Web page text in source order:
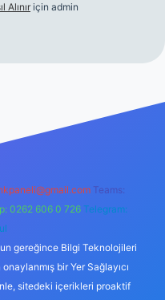
Alınır için admin
Teams:
0262 606 0 726 Telegram:
gereğince Bilgi Teknolojileri
bir Yer Sağlayıcı
sitedeki içerikleri proaktif